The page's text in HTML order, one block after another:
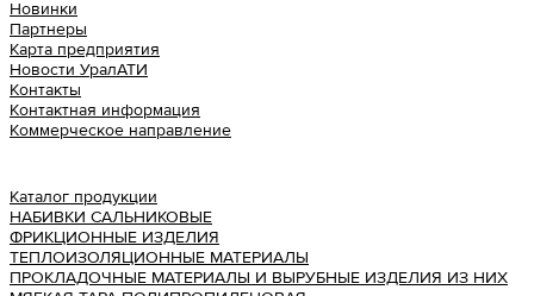
Новинки
Партнеры
Карта предприятия
Новости УралАТИ
Контакты
Контактная информация
Коммерческое направление
Каталог продукции
НАБИВКИ САЛЬНИКОВЫЕ
ФРИКЦИОННЫЕ ИЗДЕЛИЯ
ТЕПЛОИЗОЛЯЦИОННЫЕ МАТЕРИАЛЫ
ПРОКЛАДОЧНЫЕ МАТЕРИАЛЫ И ВЫРУБНЫЕ ИЗДЕЛИЯ ИЗ НИХ